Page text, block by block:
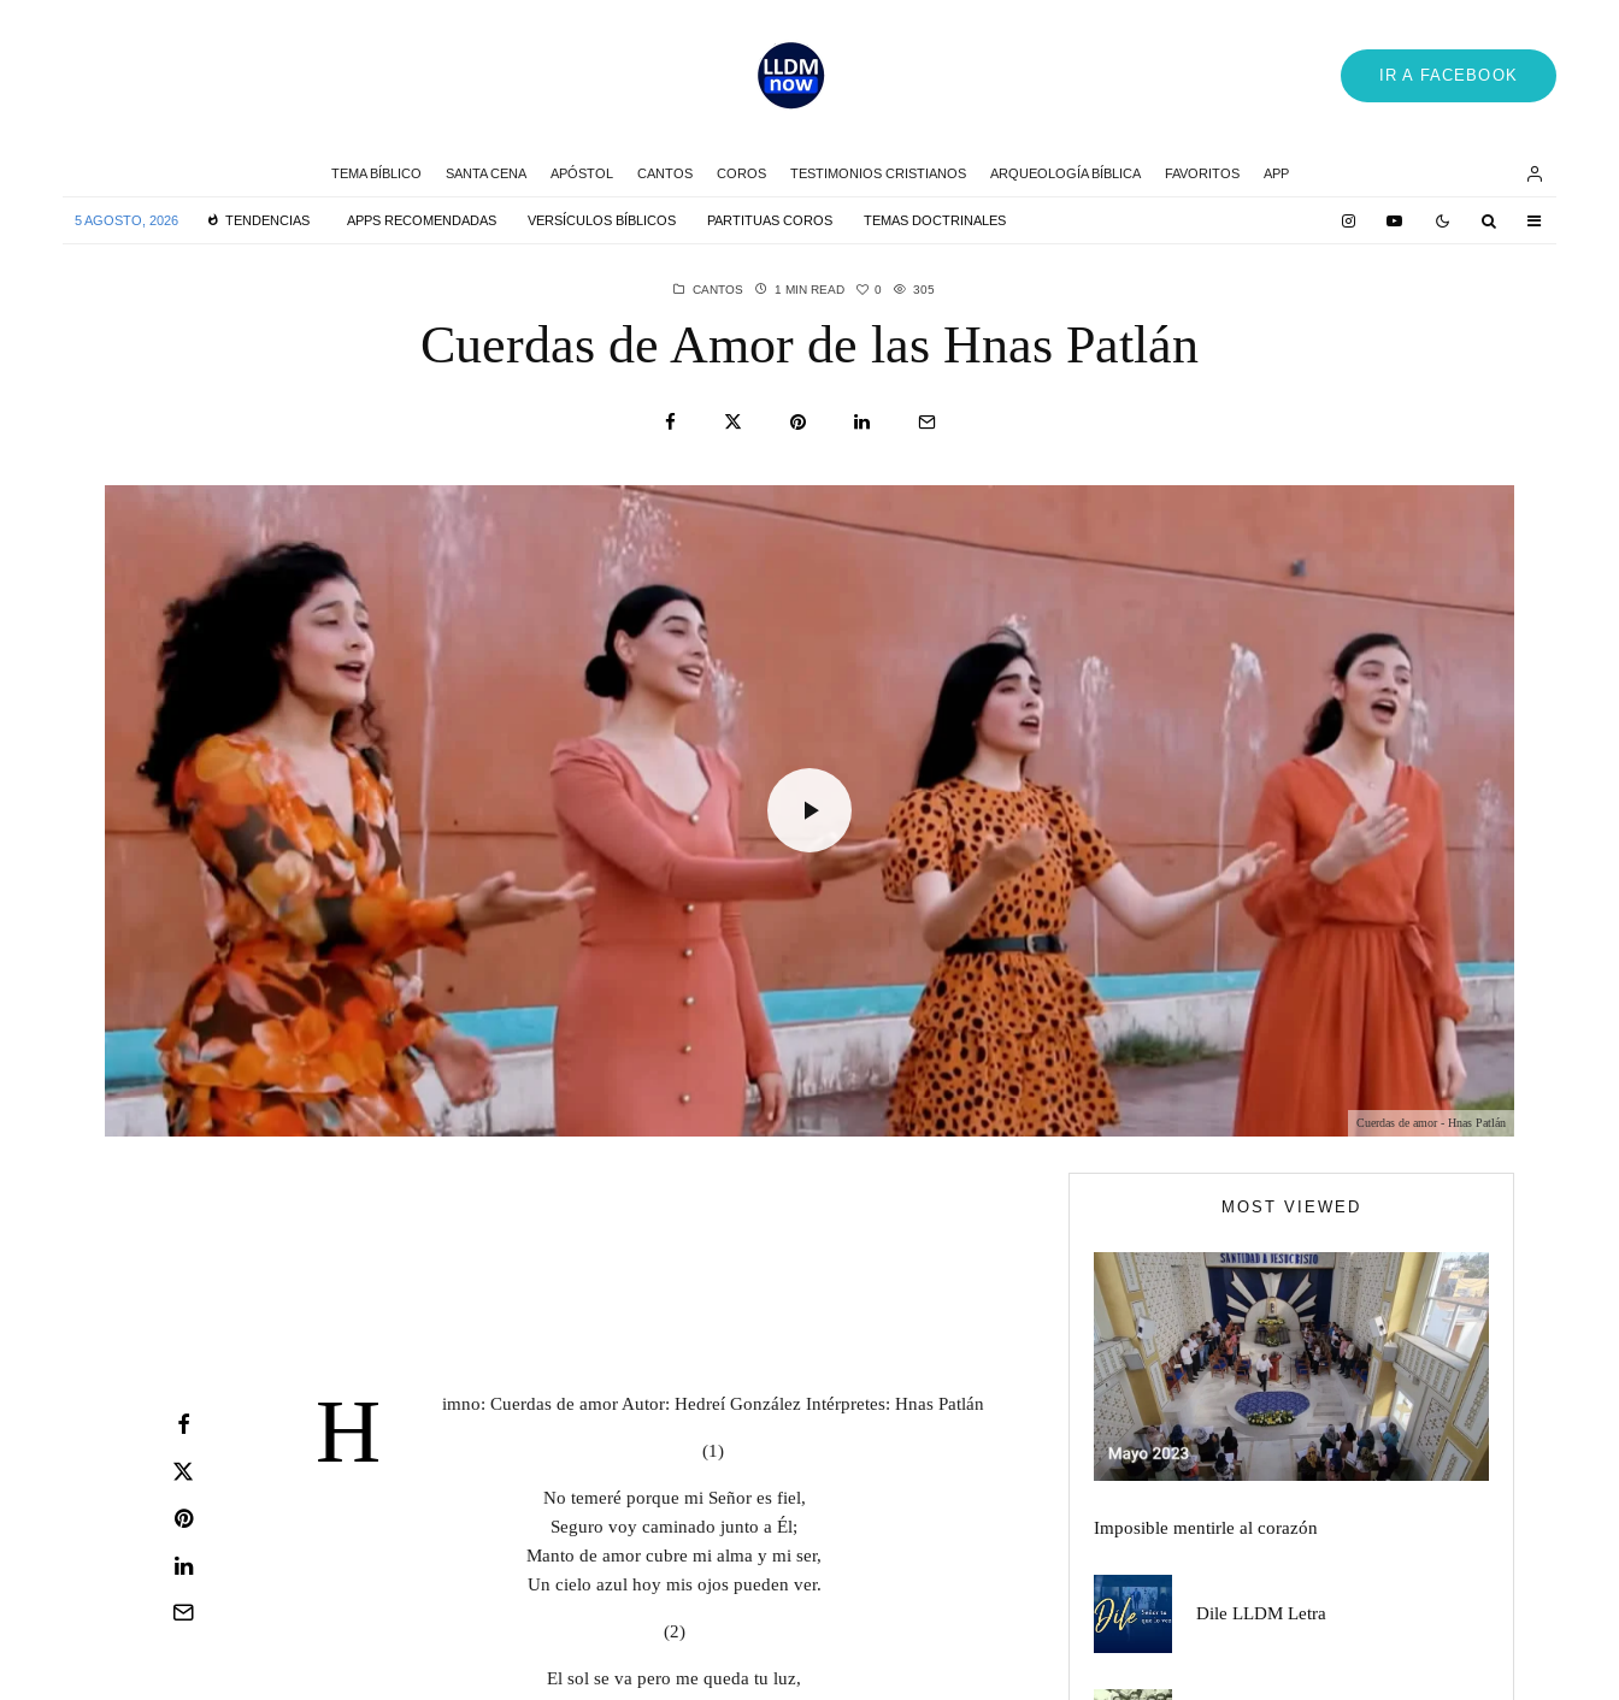
IR A FACEBOOK
TEMA BÍBLICO SANTA CENA APÓSTOL CANTOS COROS TESTIMONIOS CRISTIANOS ARQUEOLOGÍA BÍBLICA FAVORITOS APP
5 AGOSTO, 2026 TENDENCIAS APPS RECOMENDADAS VERSÍCULOS BÍBLICOS PARTITUAS COROS TEMAS DOCTRINALES
CANTOS 1 MIN READ 0 305
Cuerdas de Amor de las Hnas Patlán
Cuerdas de amor - Hnas Patlán
H imno: Cuerdas de amor Autor: Hedreí González Intérpretes: Hnas Patlán
(1)
No temeré porque mi Señor es fiel,
Seguro voy caminado junto a Él;
Manto de amor cubre mi alma y mi ser,
Un cielo azul hoy mis ojos pueden ver.
(2)
El sol se va pero me queda tu luz,
MOST VIEWED
Imposible mentirle al corazón
Dile LLDM Letra